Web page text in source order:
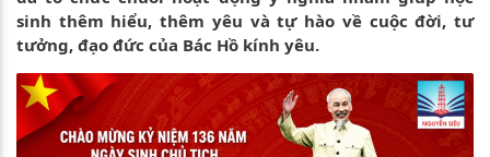
sinh thêm hiểu, thêm yêu và tự hào về cuộc đời, tư
tưởng, đạo đức của Bác Hồ kính yêu.